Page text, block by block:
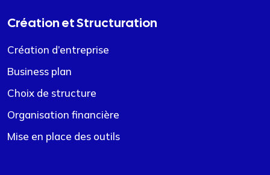
Création et Structuration
Création d’entreprise
Business plan
Choix de structure
Organisation financière
Mise en place des outils